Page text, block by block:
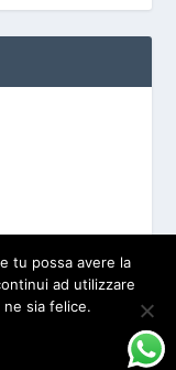
WordPress
tu possa avere la
ad utilizzare
sia felice.